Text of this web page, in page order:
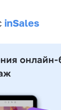
inSales